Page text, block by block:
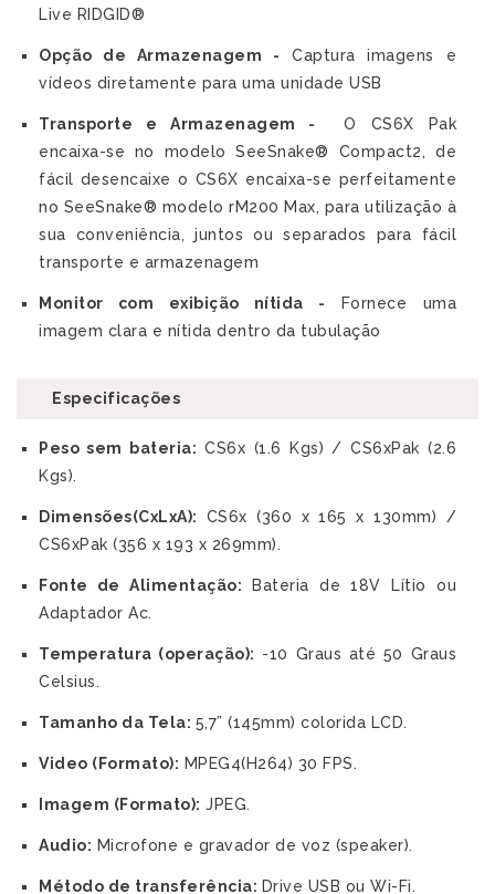
Live RIDGID®
Opção de Armazenagem - Captura imagens e
vídeos diretamente para uma unidade USB
Transporte e Armazenagem -
O CS6X Pak
encaixa-se no modelo SeeSnake® Compact2, de
fácil desencaixe o CS6X encaixa-se perfeitamente
no SeeSnake® modelo rM200 Max, para utilização à
sua conveniência, juntos ou separados para fácil
transporte e armazenagem
Monitor com exibição nítida - Fornece uma
imagem clara e nítida dentro da tubulação
Especificações
Peso sem bateria: CS6x (1.6 Kgs) / CS6xPak (2.6
Kgs).
Dimensões(CxLxA): CS6x (360 x 165 x 130mm) /
CS6xPak (356 x 193 x 269mm).
Fonte de Alimentação: Bateria de 18V Lítio ou
Adaptador Ac.
Temperatura (operação): -10 Graus até 50 Graus
Celsius.
Tamanho da Tela: 5,7” (145mm) colorida LCD.
Video (Formato): MPEG4(H264) 30 FPS.
Imagem (Formato): JPEG.
Audio: Microfone e gravador de voz (speaker).
Método de transferência: Drive USB ou Wi-Fi.